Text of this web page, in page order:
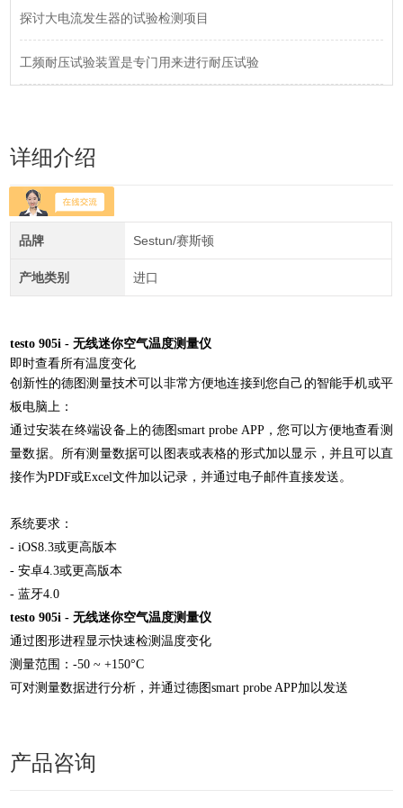
探讨大电流发生器的试验检测项目
工频耐压试验装置是专门用来进行耐压试验
详细介绍
品牌 Sestun/赛斯顿
产地类别 进口
testo 905i - 无线迷你空气温度测量仪
即时查看所有温度变化
创新性的德图测量技术可以非常方便地连接到您自己的智能手机或平
板电脑上：
通过安装在终端设备上的德图smart probe APP，您可以方便地查看测
量数据。所有测量数据可以图表或表格的形式加以显示，并且可以直
接作为PDF或Excel文件加以记录，并通过电子邮件直接发送。
系统要求：
- iOS8.3或更高版本
- 安卓4.3或更高版本
- 蓝牙4.0
testo 905i - 无线迷你空气温度测量仪
通过图形进程显示快速检测温度变化
测量范围：-50 ~ +150°C
可对测量数据进行分析，并通过德图smart probe APP加以发送
产品咨询